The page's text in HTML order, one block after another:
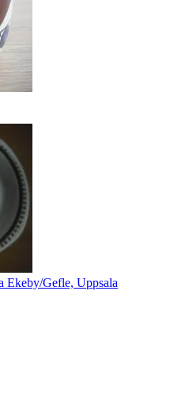
Ekeby/Gefle, Uppsala